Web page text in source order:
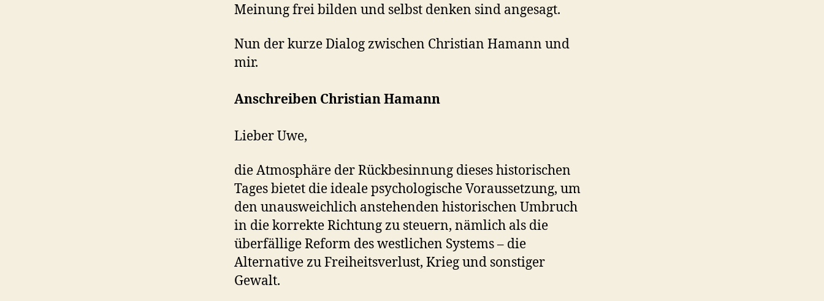
Meinung frei bilden und selbst denken sind angesagt.
Nun der kurze Dialog zwischen Christian Hamann und
mir.
Anschreiben Christian Hamann
Lieber Uwe,
die Atmosphäre der Rückbesinnung dieses historischen
Tages bietet die ideale psychologische Voraussetzung, um
den unausweichlich anstehenden historischen Umbruch
in die korrekte Richtung zu steuern, nämlich als die
überfällige Reform des westlichen Systems – die
Alternative zu Freiheitsverlust, Krieg und sonstiger
Gewalt.